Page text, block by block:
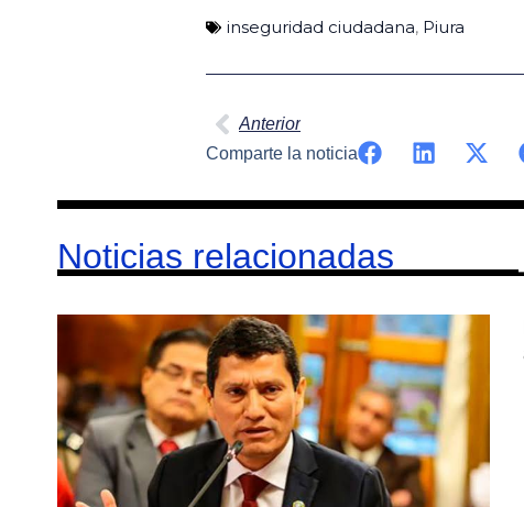
inseguridad ciudadana, Piura
Anterior
Comparte la noticia
Noticias relacionadas